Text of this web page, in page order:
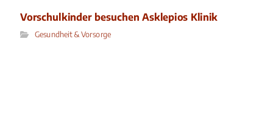
Vorschulkinder besuchen Asklepios Klinik
Gesundheit & Vorsorge